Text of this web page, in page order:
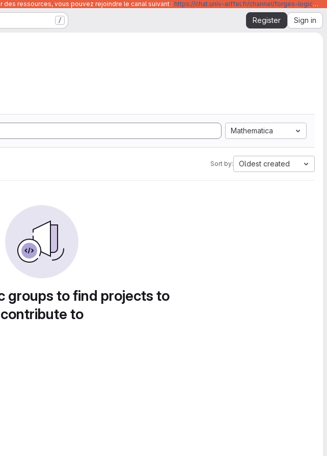
ressources, vous pouvez rejoindre le canal suivant : https://chat.univ-eiffel.fr/channel/forges-logicielles-github-et-gitlab-universite-gustave-eiffel
/ Register Sign in
Mathematica
Sort by: Oldest created
groups to find projects to
contribute to